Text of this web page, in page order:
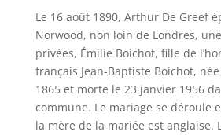
Le 16 août 1890, Arthur De Greef
Norwood, non loin de Londres,
privées, Émilie Boichot, fille de
français Jean-Baptiste Boichot,
1865 et morte le 23 janvier 1956
commune. Le mariage se déroule
la mère de la mariée est anglaise.